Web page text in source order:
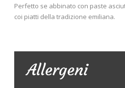
Perfetto se abbinato con paste
coi piatti della tradizione emiliana.
Allergeni